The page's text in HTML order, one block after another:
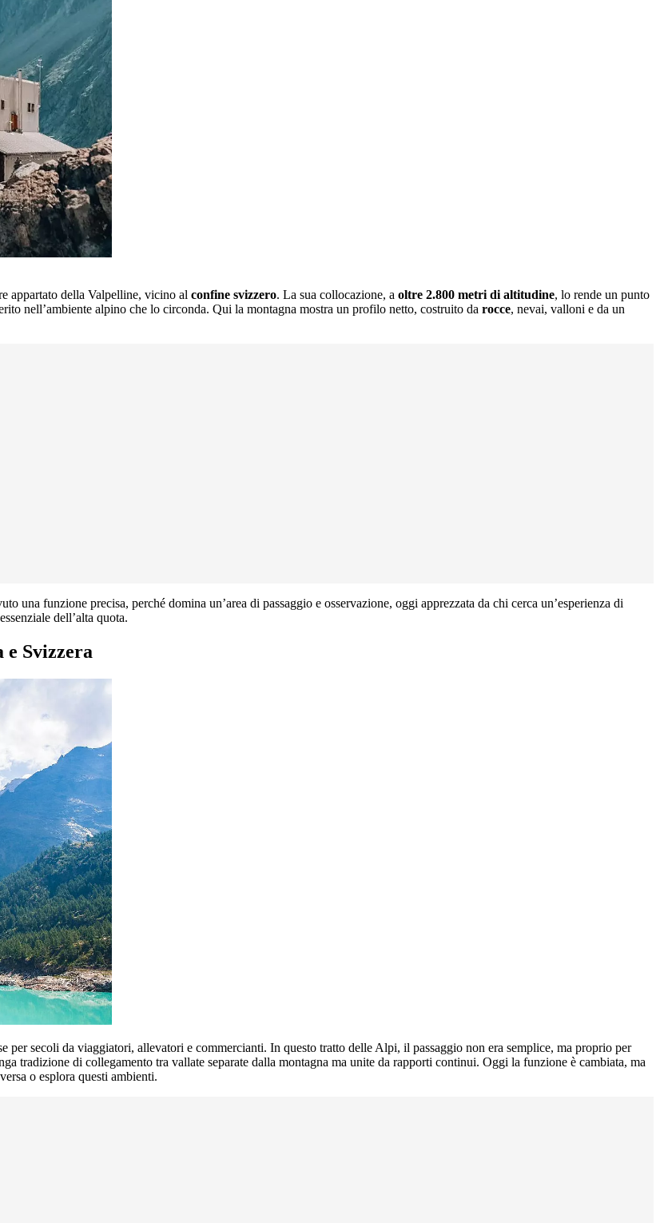
appartato della Valpelline, vicino al confine svizzero. La sua collocazione, a oltre 2.800 metri di altitudine, lo rende un punto
nell’ambiente alpino che lo circonda. Qui la montagna mostra un profilo netto, costruito da rocce, nevai, valloni e da un
una funzione precisa, perché domina un’area di passaggio e osservazione, oggi apprezzata da chi cerca un’esperienza di
dell’alta quota.
e Svizzera
per secoli da viaggiatori, allevatori e commercianti. In questo tratto delle Alpi, il passaggio non era semplice, ma proprio per
tradizione di collegamento tra vallate separate dalla montagna ma unite da rapporti continui. Oggi la funzione è cambiata, ma
o esplora questi ambienti.